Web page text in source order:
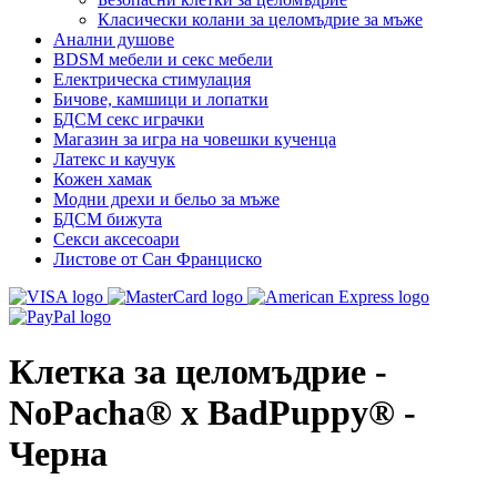
Класически колани за целомъдрие за мъже
Анални душове
BDSM мебели и секс мебели
Електрическа стимулация
Бичове, камшици и лопатки
БДСМ секс играчки
Магазин за игра на човешки кученца
Латекс и каучук
Кожен хамак
Модни дрехи и бельо за мъже
БДСМ бижута
Секси аксесоари
Листове от Сан Франциско
Клетка за целомъдрие -
NoPacha® x BadPuppy® -
Черна